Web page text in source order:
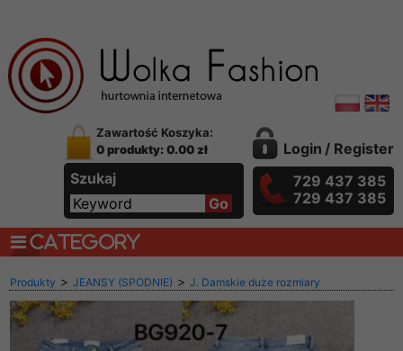
Zawartość Koszyka:
0 produkty: 0.00 zł
Szukaj
Login / Register
729 437 385
729 437 385
CATEGORY
Produkty > JEANSY (SPODNIE) > J. Damskie duże rozmiary